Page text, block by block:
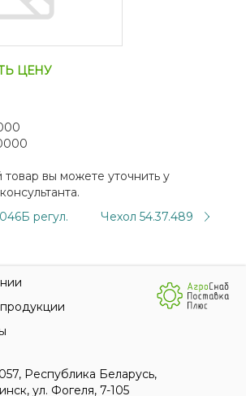
ЦЕНУ
вы можете уточнить у
регул.
Чехол 54.37.489
продукции
Республика Беларусь,
ул. Фогеля, 7-105